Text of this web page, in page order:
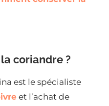
coriandre ?
est le spécialiste
et l’achat de